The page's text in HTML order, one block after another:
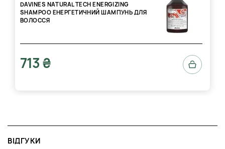
DAVINES NATURAL TECH ENERGIZING
SHAMPOO ЕНЕРГЕТИЧНИЙ ШАМПУНЬ ДЛЯ
ВОЛОССЯ
713 ₴
ВІДГУКИ